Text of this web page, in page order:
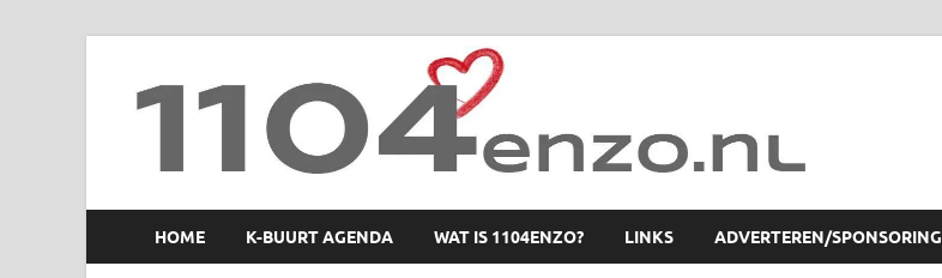
1104 en zo
HOME K-BUURT AGENDA WAT IS 1104ENZO? LINKS ADVERTEREN/SPONSORING